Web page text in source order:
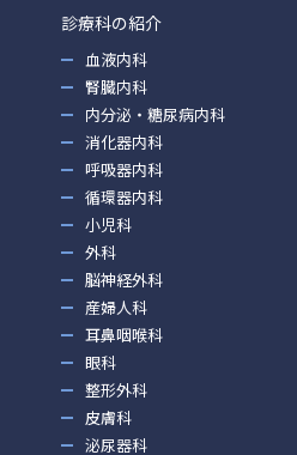
診療科の紹介
血液内科
腎臓内科
内分泌・糖尿病内科
消化器内科
呼吸器内科
循環器内科
小児科
外科
脳神経外科
産婦人科
耳鼻咽喉科
眼科
整形外科
皮膚科
泌尿器科